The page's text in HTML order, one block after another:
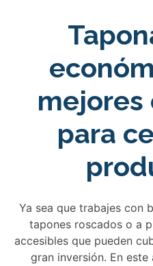
mejores
para
Ya sea que trabajes con
tapones roscados o a
accesibles que pueden
gran inversión. En